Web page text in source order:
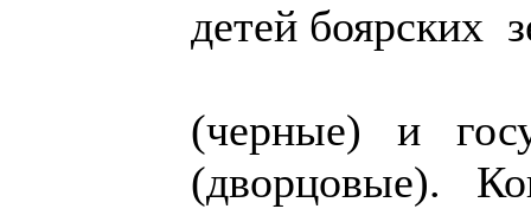
детей боярских
(черные) и
(дворцовые).